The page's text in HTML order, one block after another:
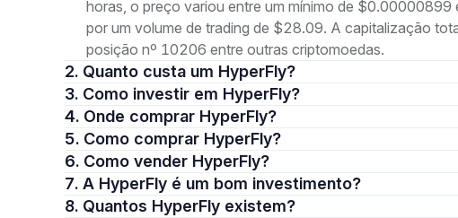
horas, o preço variou entre um mínimo de
por um volume de trading de $28.09. A capitalização
posição nº 10206 entre outras criptomoedas.
2. Quanto custa um HyperFly?
3. Como investir em HyperFly?
4. Onde comprar HyperFly?
5. Como comprar HyperFly?
6. Como vender HyperFly?
7. A HyperFly é um bom investimento?
8. Quantos HyperFly existem?